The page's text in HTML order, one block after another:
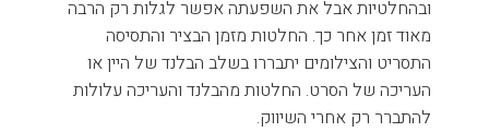
ובהחלטיות אבל את השפעתה אפשר לגלות רק הרבה
מאוד זמן אחר כך. החלטות מזמן הבציר והתסיסה
התסריט והצילומים יתבררו בשלב הבלנד של היין או
העריכה של הסרט. החלטות מהבלנד והעריכה עלולות
להתברר רק אחרי השיווק.